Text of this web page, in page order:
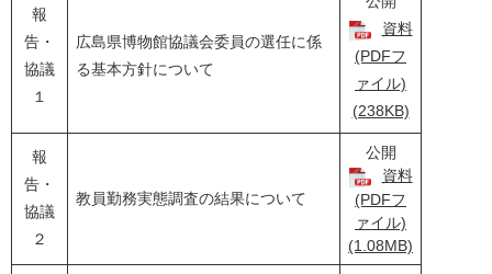
報
告・
協議
１
広島県博物館協議会委員の選任に係
る基本方針について
資料
(PDFフ
ァイル)
(238KB)
報
告・
協議
２
教員勤務実態調査の結果について
公開
資料
(PDFフ
ァイル)
(1.08MB)